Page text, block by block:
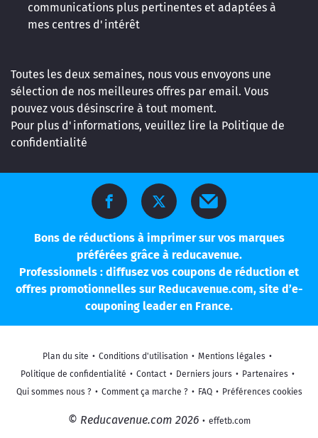
communications plus pertinentes et adaptées à
mes centres d'intérêt
Toutes les deux semaines, nous vous envoyons une
sélection de nos meilleures offres par email. Vous
pouvez vous désinscrire à tout moment.
Pour plus d'informations, veuillez lire la Politique de
confidentialité
Bons de réductions à imprimer sur vos marques
préférées grâce à reducavenue.
Professionnels : diffusez vos coupons de réduction et
offres promotionnelles sur Reducavenue.com, site d’e-
couponing leader en France.
Plan du site • Conditions d'utilisation • Mentions légales •
Politique de confidentialité • Contact • Derniers jours • Partenaires •
Qui sommes nous ? • Comment ça marche ? • FAQ • Préférences cookies
© Reducavenue.com 2026 • effetb.com